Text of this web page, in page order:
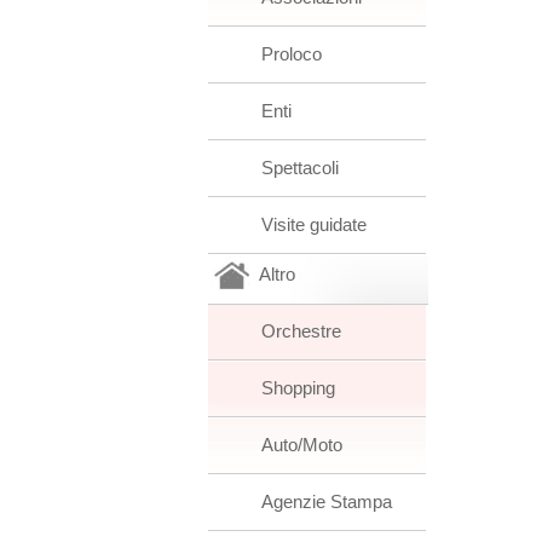
Proloco
Enti
Spettacoli
Visite guidate
Altro
Orchestre
Shopping
Auto/Moto
Agenzie Stampa